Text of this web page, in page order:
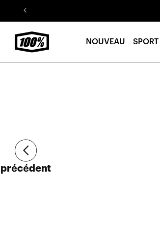
Aller au
contenu
NOUVEAU SPORT
Article
précédent